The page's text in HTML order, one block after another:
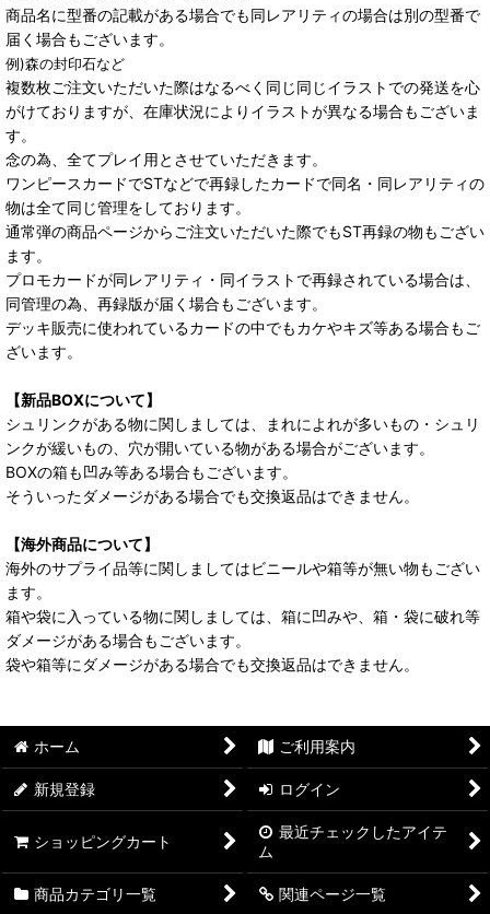
商品名に型番の記載がある場合でも同レアリティの場合は別の型番で
届く場合もございます。
例)森の封印石など
複数枚ご注文いただいた際はなるべく同じ同じイラストでの発送を心
がけておりますが、在庫状況によりイラストが異なる場合もございま
す。
念の為、全てプレイ用とさせていただきます。
ワンピースカードでSTなどで再録したカードで同名・同レアリティの
物は全て同じ管理をしております。
通常弾の商品ページからご注文いただいた際でもST再録の物もござい
ます。
プロモカードが同レアリティ・同イラストで再録されている場合は、
同管理の為、再録版が届く場合もございます。
デッキ販売に使われているカードの中でもカケやキズ等ある場合もご
ざいます。
【新品BOXについて】
シュリンクがある物に関しましては、まれによれが多いもの・シュリ
ンクが緩いもの、穴が開いている物がある場合がございます。
BOXの箱も凹み等ある場合もございます。
そういったダメージがある場合でも交換返品はできません。
【海外商品について】
海外のサプライ品等に関しましてはビニールや箱等が無い物もござい
ます。
箱や袋に入っている物に関しましては、箱に凹みや、箱・袋に破れ等
ダメージがある場合もございます。
袋や箱等にダメージがある場合でも交換返品はできません。
ホーム ご利用案内
新規登録 ログイン
ショッピングカート
最近チェックしたアイテ
ム
商品カテゴリ一覧 関連ページ一覧